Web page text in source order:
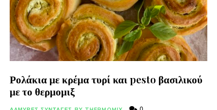
Ρολάκια με κρέμα τυρί και pesto βασιλικού
με το θερμομιξ